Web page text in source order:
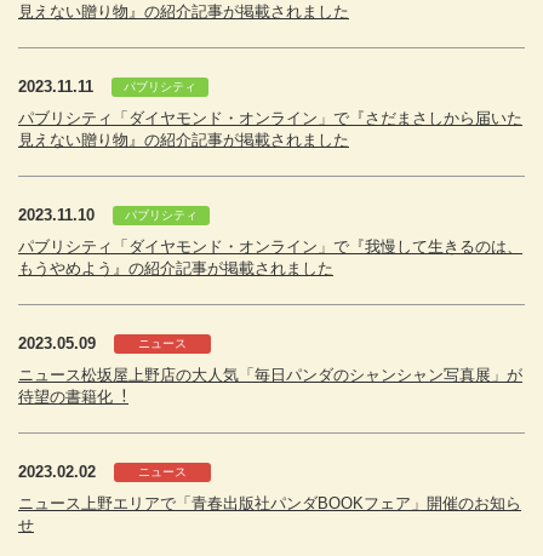
見えない贈り物』の紹介記事が掲載されました
2023.11.11 パブリシティ
パブリシティ「ダイヤモンド・オンライン」で『さだまさしから届いた
見えない贈り物』の紹介記事が掲載されました
2023.11.10 パブリシティ
パブリシティ「ダイヤモンド・オンライン」で『我慢して生きるのは、
もうやめよう』の紹介記事が掲載されました
2023.05.09 ニュース
ニュース松坂屋上野店の⼤⼈気「毎⽇パンダのシャンシャン写真展」が
待望の書籍化︕
2023.02.02 ニュース
ニュース上野エリアで「⻘春出版社パンダBOOKフェア」開催のお知ら
せ